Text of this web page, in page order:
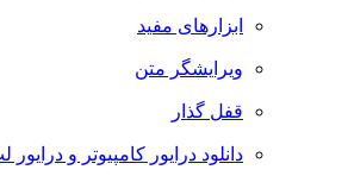
ابزارهای مفید
ویرایشگر متن
قفل گذار
دانلود درایور کامپیوتر و درایور لپ تاپ